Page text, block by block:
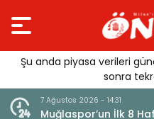
Şu anda piyasa verileri
sonra
7 Ağustos 2026 - 14:31
Muğlaspor’un İlk 8